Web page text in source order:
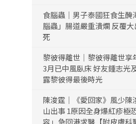
食腦蟲｜男子泰國狂食生醃
腦蟲」腸道嚴重潰爛 反覆
死
黎彼得離世｜黎彼得離世享
3月已中風臥床 好友鍾志光
露黎彼得最後時光
陳浚霆｜《愛回家》風少陳
山出事 1原因全身爆紅疹極
容」急回港求醫【附皮膚科